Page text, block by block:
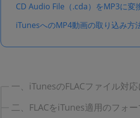
CD Audio File（.cda）をMP3に変
iTunesへのMP4動画の取り込み方
一、iTunesのFLACファイル対
二、FLACをiTunes適用のフォ